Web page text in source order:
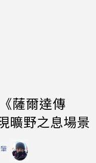
薩爾達傳
曠野之息場景